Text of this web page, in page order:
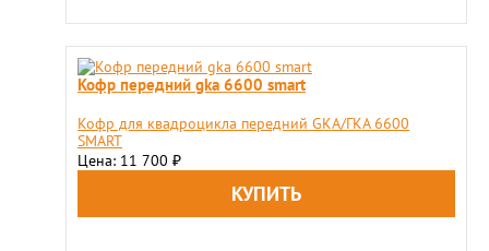
Кофр передний gka 6600 smart
Кофр для квадроцикла передний GKA/ГКА 6600
SMART
Цена: 11 700 ₽